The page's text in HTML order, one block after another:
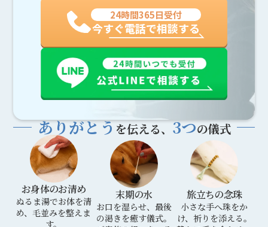
24時間365日受付
今すぐ電話で相談する
ありがとうを伝える、 3つの儀式
お身体のお清め
ぬるま湯でお体を清
め、毛並みを整えま
す。
末期の水
お口を湿らせ、最後
の渇きを癒す儀式。
旅立ちの念珠
小さな手へ珠をか
け、祈りを添える。